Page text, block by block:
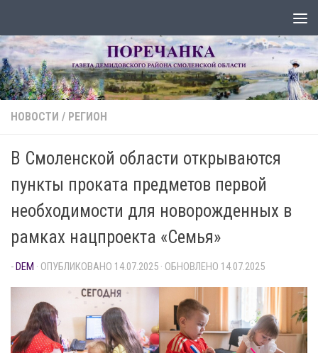
НОВОСТИ / РЕГИОН
В Смоленской области открываются
пункты проката предметов первой
необходимости для новорожденных в
рамках нацпроекта «Семья»
-DEM · ОПУБЛИКОВАНО 14.07.2025 · ОБНОВЛЕНО 14.07.2025